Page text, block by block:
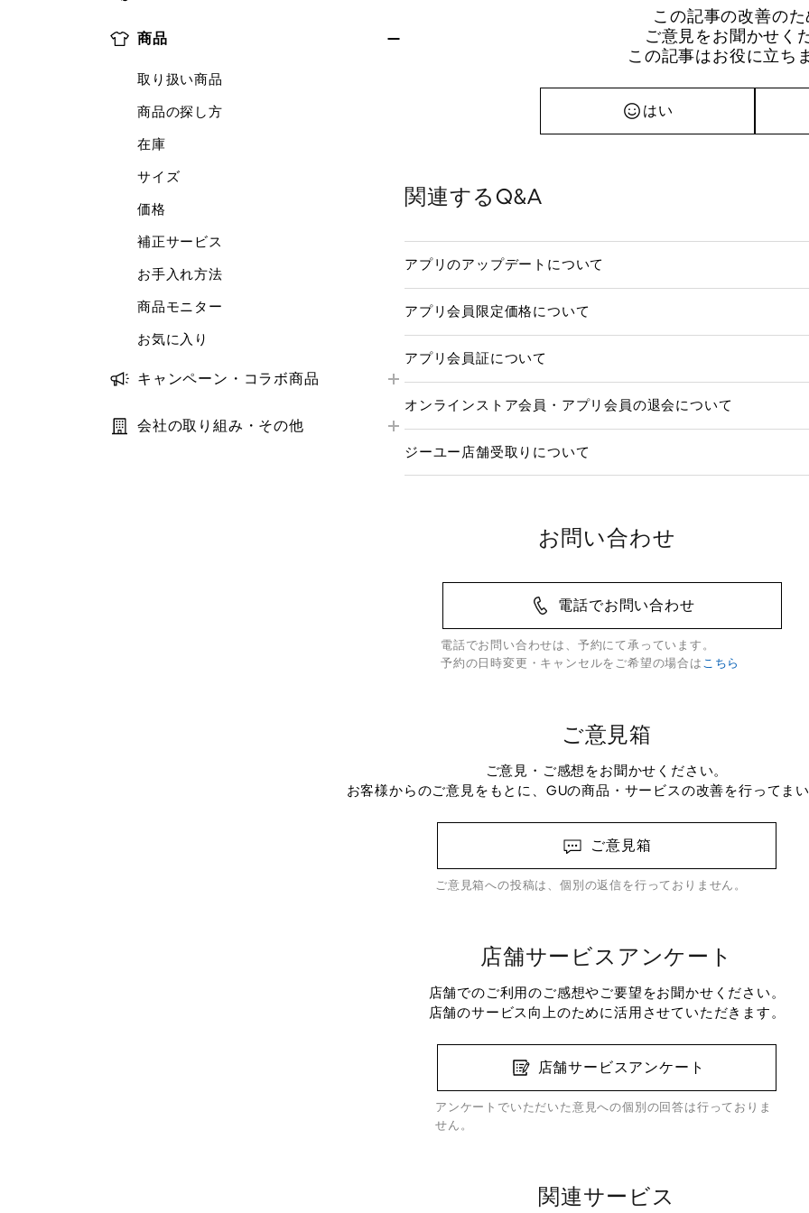
ORDER & PICK
補正サービス
梱包・ギフトサービス
商品レビュー
推奨環境・設定
トラブル解決ガイド
店舗サービスアンケート
トラブル解決ガイド
クーポン
StyleHint・LIVE STATION
推奨環境・設定
トラブル解決ガイド
配送状況の確認
お届け先・日時の変更
トラブル解決ガイド
返金の方法・時期
トラブル解決ガイド
商品
取り扱い商品
商品の探し方
在庫
サイズ
価格
補正サービス
お手入れ方法
商品モニター
お気に入り
キャンペーン・コラボ商品
コラボ商品
会社の取り組み・その他
この記事の改善の
ご意見をお聞かせく
この記事はお役に立ち
はい
関連するQ&A
アプリのアップデートについて
アプリ会員限定価格について
アプリ会員証について
オンラインストア会員・アプリ会員の退会について
ジーユー店舗受取りについて
お問い合わせ
電話でお問い合わせ
電話でお問い合わせは、予約にて承っています。
予約の日時変更・キャンセルをご希望の場合は こちら
ご意見箱
ご意見・ご感想をお聞かせください。
お客様からのご意見をもとに、GUの商品・サービスの改善を行ってま
ご意見箱
ご意見箱への投稿は、個別の返信を行っておりません。
店舗サービスアンケート
店舗でのご利用のご感想やご要望をお聞かせください。
店舗のサービス向上のために活用させていただきます。
店舗サービスアンケート
アンケートでいただいた意見への個別の回答は行っておりま
せん。
関連サービス